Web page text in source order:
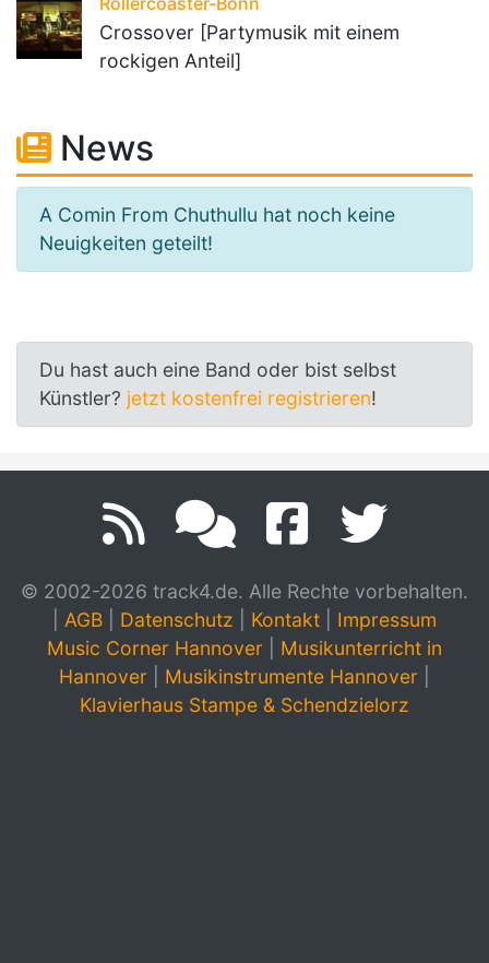
Crossover [Partymusik mit einem
rockigen Anteil]
News
A Comin From Chuthullu hat noch keine
Neuigkeiten geteilt!
Du hast auch eine Band oder bist selbst
Künstler? jetzt kostenfrei registrieren!
© 2002-2026 track4.de. Alle Rechte vorbehalten.
AGB Datenschutz Kontakt
Impressum
Music Corner Hannover
Musikunterricht in
Hannover
Musikinstrumente Hannover
Klavierhaus Stampe & Schendzielorz